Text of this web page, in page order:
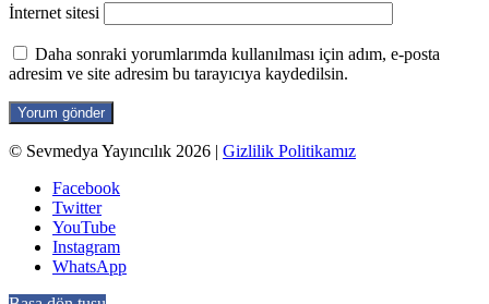
İnternet sitesi
Daha sonraki yorumlarımda kullanılması için adım, e-posta
adresim ve site adresim bu tarayıcıya kaydedilsin.
© Sevmedya Yayıncılık 2026 | Gizlilik Politikamız
Facebook
Twitter
YouTube
Instagram
WhatsApp